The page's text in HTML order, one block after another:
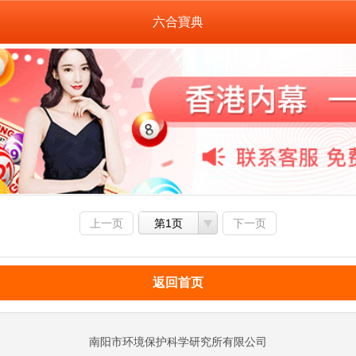
六合寶典
上一页 第1页 下一页
返回首页
南阳市环境保护科学研究所有限公司